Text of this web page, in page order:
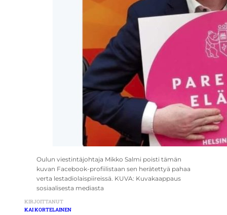
Oulun viestintäjohtaja Mikko Salmi poisti tämän
kuvan Facebook-profiilistaan sen herätettyä pahaa
verta lestadiolaispiireissä. KUVA: Kuvakaappaus
sosiaalisesta mediasta
KIRJOITTANUT
KAI KORTELAINEN